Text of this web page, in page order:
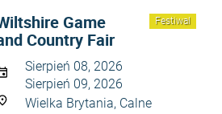
Festiwal
Game
Country Fair
Sierpień 08, 2026
Sierpień 09, 2026
Wielka Brytania, Calne